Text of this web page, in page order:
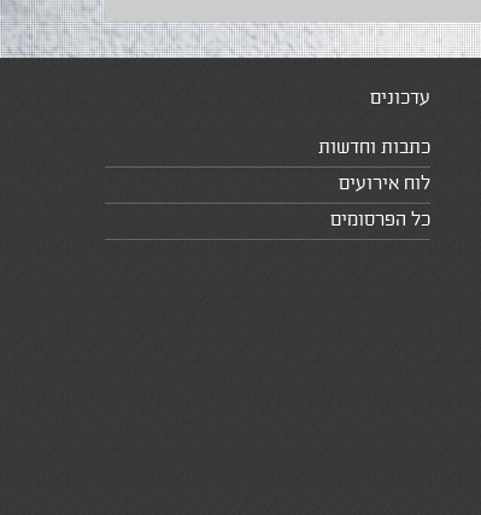
עדכונים
כתבות וחדשות
לוח אירועים
כל הפרסומים